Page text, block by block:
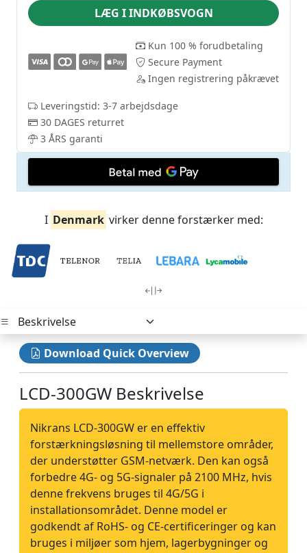
LÆG I INDKØBSVOGN
Kun 100 % forudbetaling
Secure Payment
Ingen registrering påkrævet
Leveringstid: 3-7 arbejdsdage
30 DAGES returret
3 ÅRS garanti
I Denmark virker denne forstærker med:
Download Quick Overview
LCD-300GW Beskrivelse
Nikrans LCD-300GW er en effektiv
forstærkningsløsning til mellemstore områder,
der understøtter GSM-netværk. Den kan også
forbedre 4G- og 5G-signaler på 2100 MHz, hvis
denne frekvens bruges til 4G/5G i
installationsområdet. Denne model er
godkendt af RoHS- og CE-certificeringer og kan
bruges i miljøer som hjem, lagerbygninger og